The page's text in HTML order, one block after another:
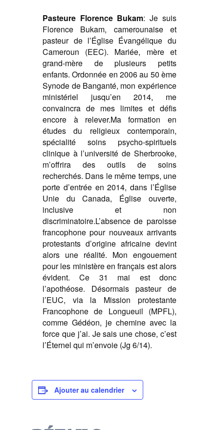
Pasteure Florence Bukam:Je suis
Florence Bukam, camerounaise et
pasteur de l’Église Évangélique du
Cameroun (EEC). Mariée, mère et
grand-mère de plusieurs petits
enfants.Ordonnée en 2006 au 50 ème
Synode de Banganté, mon expérience
ministériel jusqu’en 2014, me
convaincra de mes limites et défis
encore à relever.Ma formation en
études du religieux contemporain,
spécialité soins psycho-spirituels
clinique à l’université de Sherbrooke,
m’offrira des outils de soins
recherchés. Dans le même temps, une
porte d’entrée en 2014, dans l’Église
Unie du Canada, Église ouverte,
inclusive et non
discriminatoire.L’absence de paroisse
francophone pour nouveaux arrivants
protestants d’origine africaine devint
alors une réalité. Mon engouement
pour les ministère en français est alors
évident. Ce 31 mai est donc
l’apothéose. Désormais pasteur de
l’EUC, via la Mission protestante
Francophone de Longueuil (MPFL),
comme Gédéon, je chemine avec la
force que j’ai. Je sais une chose, c’est
l’Éternel qui m’envoie (Jg 6/14).
Ajouter au calendrier